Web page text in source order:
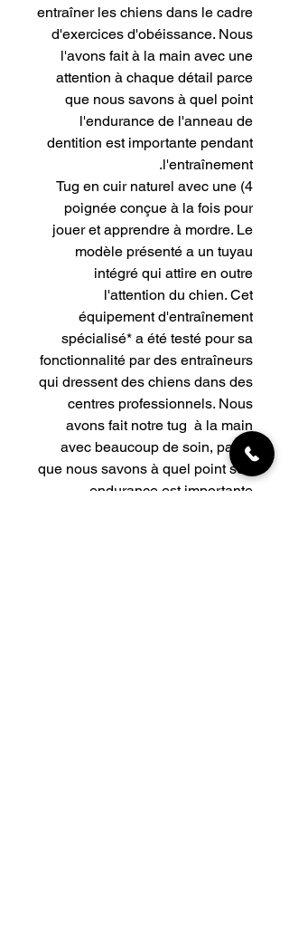
entraîner les chiens dans le cadre
d'exercices d'obéissance. Nous
l'avons fait à la main avec une
attention à chaque détail parce
que nous savons à quel point
l'endurance de l'anneau de
dentition est importante pendant
l'entraînement.
4) Tug en cuir naturel avec une
poignée conçue à la fois pour
jouer et apprendre à mordre. Le
modèle présenté a un tuyau
intégré qui attire en outre
l'attention du chien. Cet
équipement d'entraînement
spécialisé* a été testé pour sa
fonctionnalité par des entraîneurs
qui dressent des chiens dans des
centres professionnels. Nous
avons fait notre tug à la main
avec beaucoup de soin, parce
que nous savons à quel point son
endurance est importante